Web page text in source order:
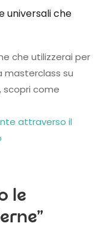
universali che
che utilizzerai per
masterclass su
come
attraverso il
le